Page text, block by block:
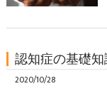
認知症の基礎
2020/10/28